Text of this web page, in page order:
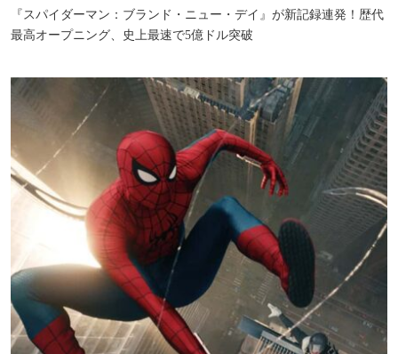
『スパイダーマン：ブランド・ニュー・デイ』が新記録連発！歴代
最高オープニング、史上最速で5億ドル突破